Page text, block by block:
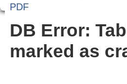
PDF
DB Error:
marked as